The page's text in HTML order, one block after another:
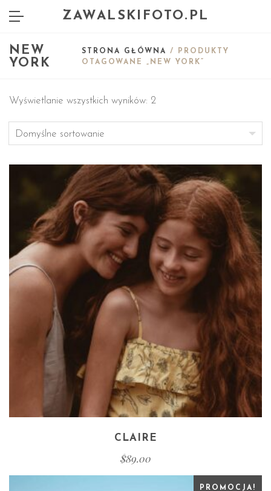
ZAWALSKIFOTO.PL
NEW
YORK
STRONA GŁÓWNA
/ PRODUKTY
OTAGOWANE „NEW YORK”
Wyświetlanie wszystkich wyników: 2
CLAIRE
$89.00
PROMOCJA!